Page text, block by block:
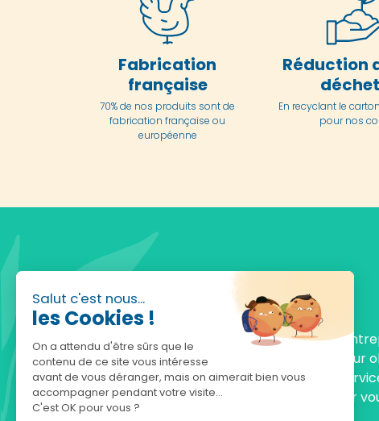
Salut c'est nous...
les Cookies !
On a attendu d'être sûrs que le
contenu de ce site vous intéresse
avant de vous déranger, mais on aimerait bien vous
accompagner pendant votre visite...
C'est OK pour vous ?
Fabrication
française
70% de nos produits sont de
fabrication française ou
européenne
Réduction
En recyclant le
pour nos
Fondée en 2010, achatnature.com est une
française qui réunit plus de 5000 produits pour
comprendre et protéger la nature. Notre
est à votre écoute, du lundi au vendredi, pour
accompagner.